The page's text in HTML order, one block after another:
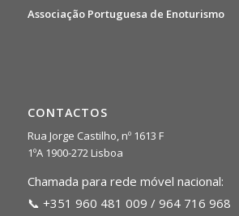
Associação Portuguesa de Enoturismo
CONTACTOS
Rua Jorge Castilho, nº 1613 F
1ºA 1900-272 Lisboa
Chamada para rede móvel nacional:
📞 +351 960 481 009 / 964 716 968